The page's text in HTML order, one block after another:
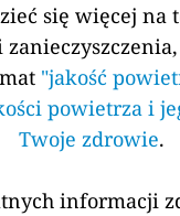
się więcej na
"jakość
powietrza i
Twoje zdrowie.
informacji